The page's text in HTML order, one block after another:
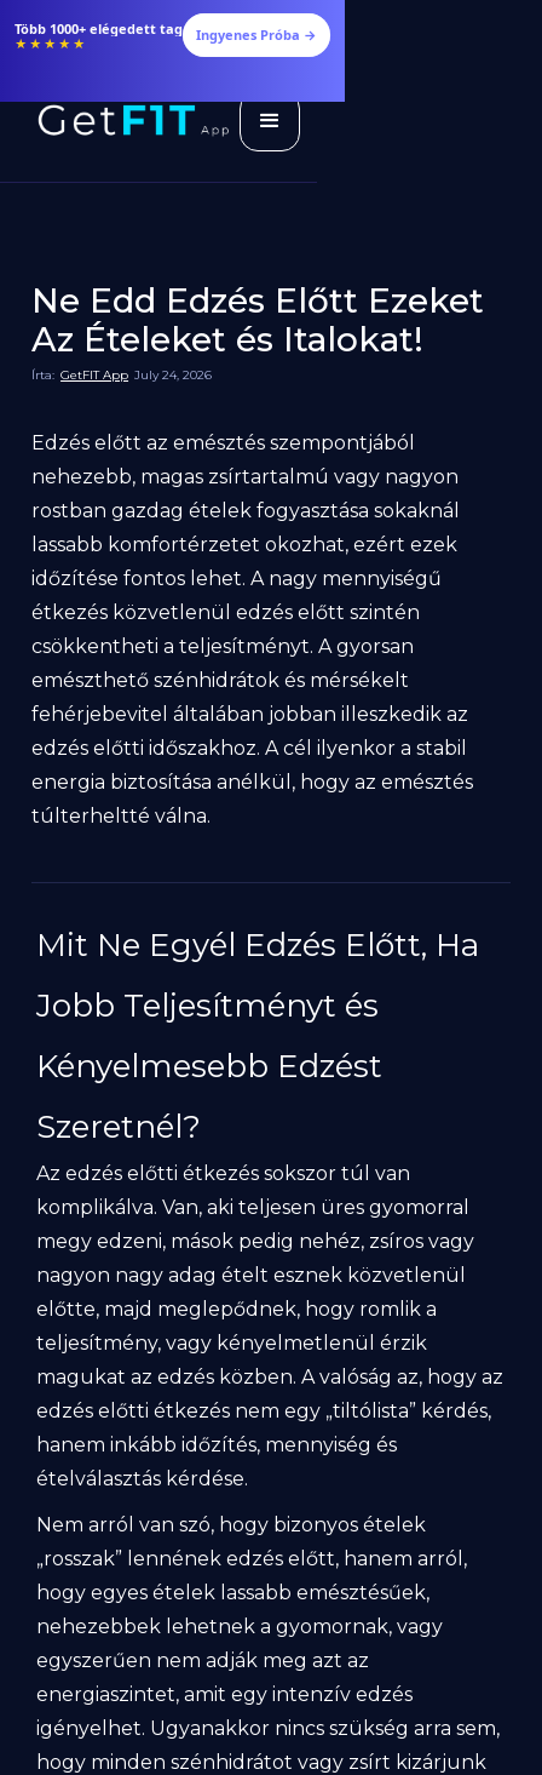
Több 1000+ elégedett tag
★★★★★ Ingyenes Próba →
Ne Edd Edzés Előtt Ezeket
Az Ételeket és Italokat!
Írta: GetFIT App July 24, 2026
Edzés előtt az emésztés szempontjából
nehezebb, magas zsírtartalmú vagy nagyon
rostban gazdag ételek fogyasztása sokaknál
lassabb komfortérzetet okozhat, ezért ezek
időzítése fontos lehet. A nagy mennyiségű
étkezés közvetlenül edzés előtt szintén
csökkentheti a teljesítményt. A gyorsan
emészthető szénhidrátok és mérsékelt
fehérjebevitel általában jobban illeszkedik az
edzés előtti időszakhoz. A cél ilyenkor a stabil
energia biztosítása anélkül, hogy az emésztés
túlterheltté válna.
Mit Ne Egyél Edzés Előtt, Ha
Jobb Teljesítményt és
Kényelmesebb Edzést
Szeretnél?
Az edzés előtti étkezés sokszor túl van
komplikálva. Van, aki teljesen üres gyomorral
megy edzeni, mások pedig nehéz, zsíros vagy
nagyon nagy adag ételt esznek közvetlenül
előtte, majd meglepődnek, hogy romlik a
teljesítmény, vagy kényelmetlenül érzik
magukat az edzés közben. A valóság az, hogy az
edzés előtti étkezés nem egy „tiltólista” kérdés,
hanem inkább időzítés, mennyiség és
ételválasztás kérdése.
Nem arról van szó, hogy bizonyos ételek
„rosszak” lennének edzés előtt, hanem arról,
hogy egyes ételek lassabb emésztésűek,
nehezebbek lehetnek a gyomornak, vagy
egyszerűen nem adják meg azt az
energiaszintet, amit egy intenzív edzés
igényelhet. Ugyanakkor nincs szükség arra sem,
hogy minden szénhidrátot vagy zsírt kizárjunk